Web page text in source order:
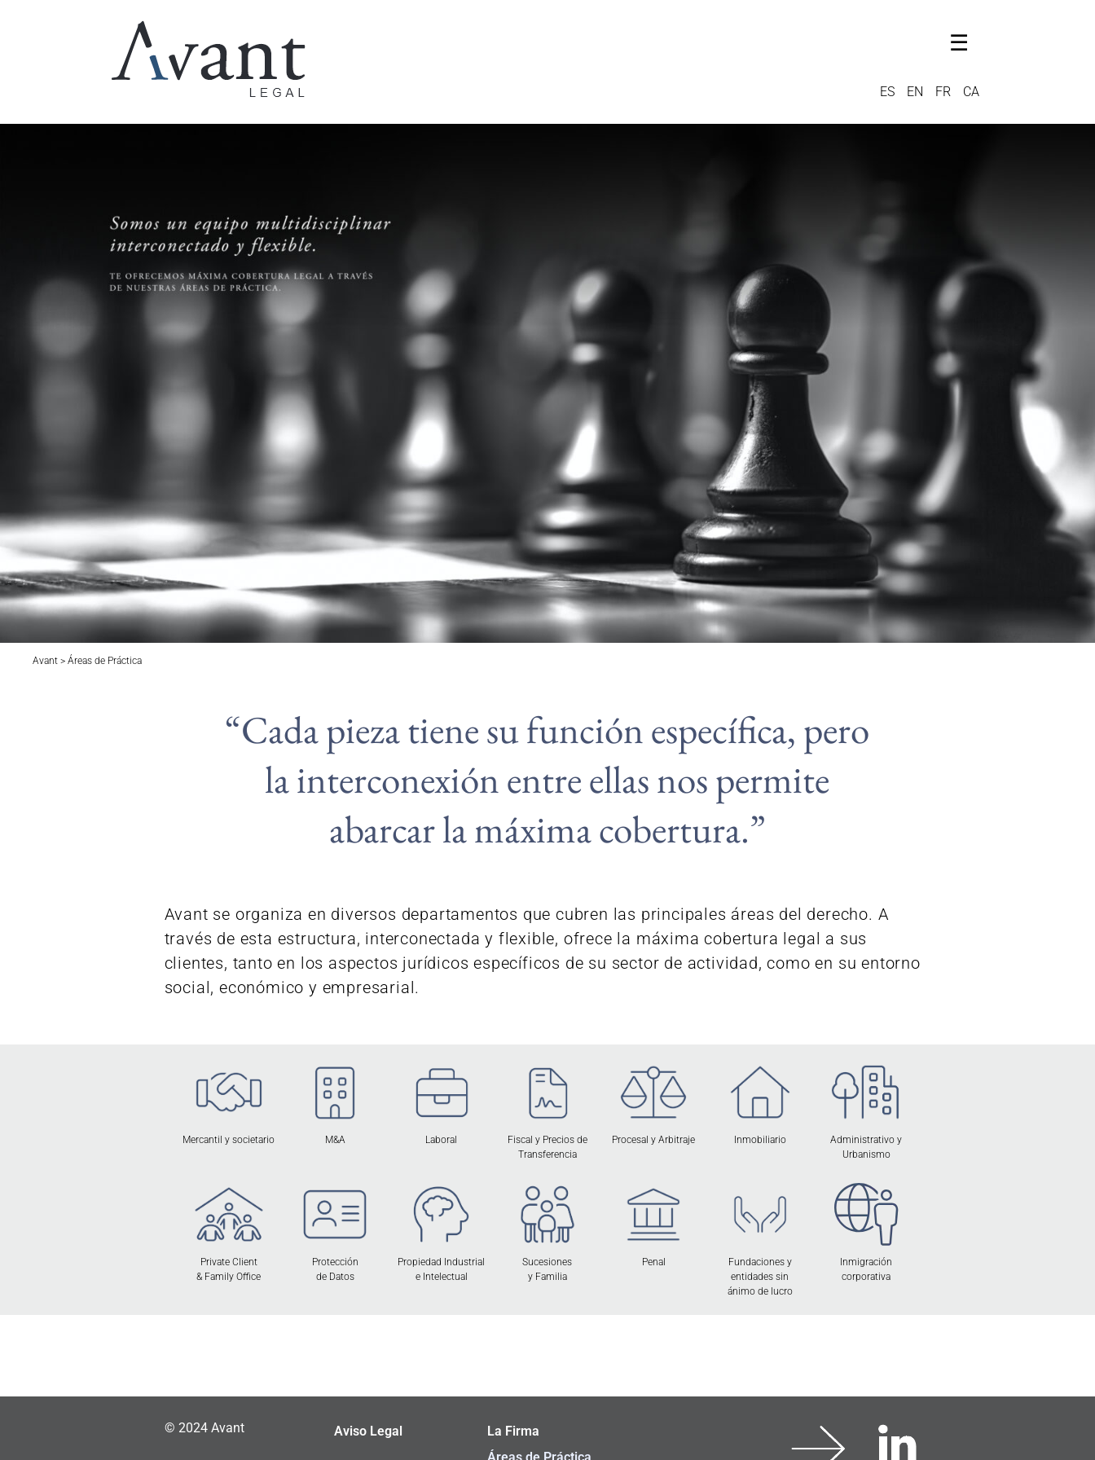
☰
ES EN FR CA
Avant > Áreas de Práctica
“Cada pieza tiene su función específica, pero
la interconexión entre ellas nos permite
abarcar la máxima cobertura.”
Avant se organiza en diversos departamentos que cubren las principales áreas del derecho. A
través de esta estructura, interconectada y flexible, ofrece la máxima cobertura legal a sus
clientes, tanto en los aspectos jurídicos específicos de su sector de actividad, como en su entorno
social, económico y empresarial.
Mercantil y societario M&A Laboral
Fiscal y Precios de
Transferencia
Procesal y Arbitraje Inmobiliario
Administrativo y
Urbanismo
Private Client
& Family Office
Protección
de Datos
Propiedad Industrial
e Intelectual
Sucesiones
y Familia
Penal
Fundaciones y
entidades sin
ánimo de lucro
Inmigración
corporativa
© 2024 Avant Aviso Legal
La Firma